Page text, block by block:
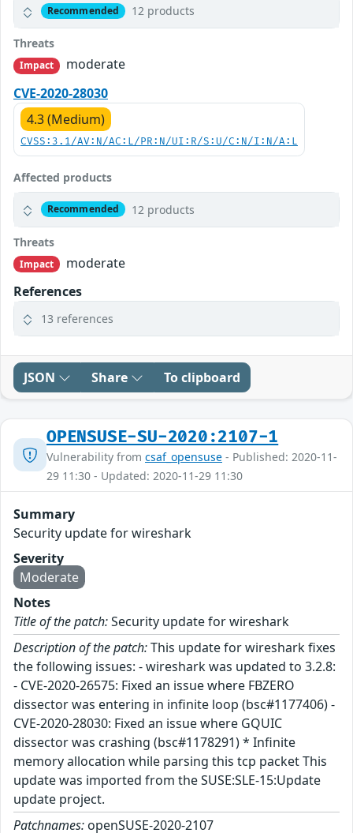
Recommended 12 products
Threats
Impact
moderate
CVE-2020-28030
4.3 (Medium)
CVSS:3.1/AV:N/AC:L/PR:N/UI:R/S:U/C:N/I:N/A:L
Affected products
Recommended 12 products
Threats
Impact
moderate
References
13 references
JSON Share To clipboard
OPENSUSE-SU-2020:2107-1
Vulnerability from csaf_opensuse - Published: 2020-11-
29 11:30 - Updated: 2020-11-29 11:30
Summary
Security update for wireshark
Severity
Moderate
Notes
Title of the patch:Security update for wireshark
Description of the patch:This update for wireshark fixes
the following issues: - wireshark was updated to 3.2.8:
- CVE-2020-26575: Fixed an issue where FBZERO
dissector was entering in infinite loop (bsc#1177406) -
CVE-2020-28030: Fixed an issue where GQUIC
dissector was crashing (bsc#1178291) * Infinite
memory allocation while parsing this tcp packet This
update was imported from the SUSE:SLE-15:Update
update project.
Patchnames: openSUSE-2020-2107